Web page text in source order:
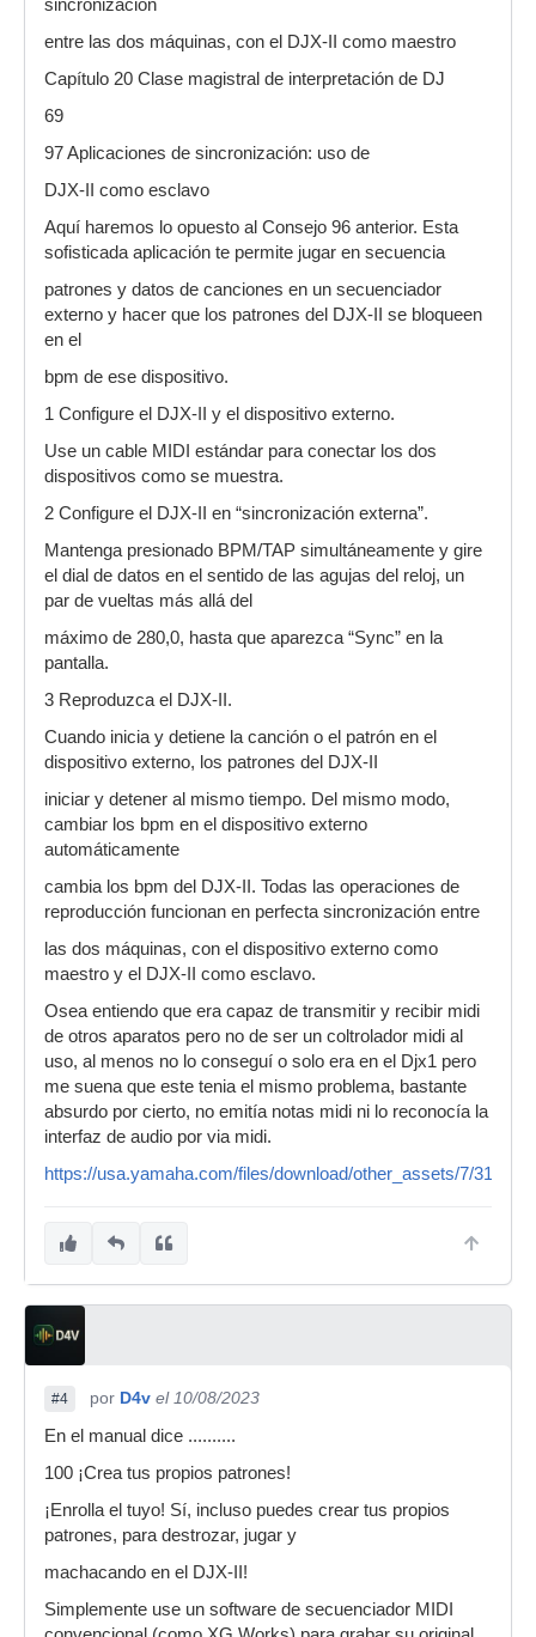
sincronización
entre las dos máquinas, con el DJX-II como maestro
Capítulo 20 Clase magistral de interpretación de DJ
69
97 Aplicaciones de sincronización: uso de
DJX-II como esclavo
Aquí haremos lo opuesto al Consejo 96 anterior. Esta
sofisticada aplicación te permite jugar en secuencia
patrones y datos de canciones en un secuenciador
externo y hacer que los patrones del DJX-II se bloqueen
en el
bpm de ese dispositivo.
1 Configure el DJX-II y el dispositivo externo.
Use un cable MIDI estándar para conectar los dos
dispositivos como se muestra.
2 Configure el DJX-II en “sincronización externa”.
Mantenga presionado BPM/TAP simultáneamente y gire
el dial de datos en el sentido de las agujas del reloj, un
par de vueltas más allá del
máximo de 280,0, hasta que aparezca “Sync” en la
pantalla.
3 Reproduzca el DJX-II.
Cuando inicia y detiene la canción o el patrón en el
dispositivo externo, los patrones del DJX-II
iniciar y detener al mismo tiempo. Del mismo modo,
cambiar los bpm en el dispositivo externo
automáticamente
cambia los bpm del DJX-II. Todas las operaciones de
reproducción funcionan en perfecta sincronización entre
las dos máquinas, con el dispositivo externo como
maestro y el DJX-II como esclavo.
Osea entiendo que era capaz de transmitir y recibir midi
de otros aparatos pero no de ser un coltrolador midi al
uso, al menos no lo conseguí o solo era en el Djx1 pero
me suena que este tenia el mismo problema, bastante
absurdo por cierto, no emitía notas midi ni lo reconocía la
interfaz de audio por via midi.
https://usa.yamaha.com/files/download/other_assets/7/
#4 por D4v el 10/08/2023
En el manual dice ..........
100 ¡Crea tus propios patrones!
¡Enrolla el tuyo! Sí, incluso puedes crear tus propios
patrones, para destrozar, jugar y
machacando en el DJX-II!
Simplemente use un software de secuenciador MIDI